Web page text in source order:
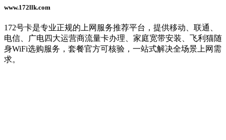
www.172llk.com
172号卡是专业正规的上网服务推荐平台，提供移动、联通、
电信、广电四大运营商流量卡办理、家庭宽带安装、飞利猫随
身WiFi选购服务，套餐官方可核验，一站式解决全场景上网需
求。